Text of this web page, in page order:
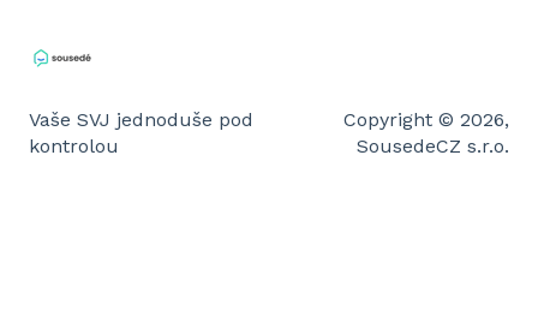
Vaše SVJ jednoduše pod
kontrolou
Copyright © 2026,
SousedeCZ s.r.o.